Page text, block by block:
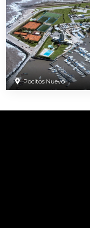
Pocitos Nuevo